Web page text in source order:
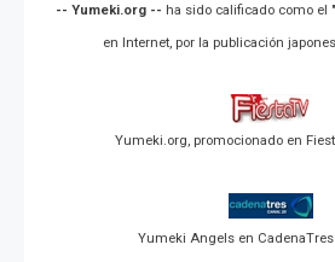
-- Yumeki.org -- ha sido calificado como el
en Internet, por la publicación
Yumeki.org, promocionado en
Yumeki Angels en CadenaTres